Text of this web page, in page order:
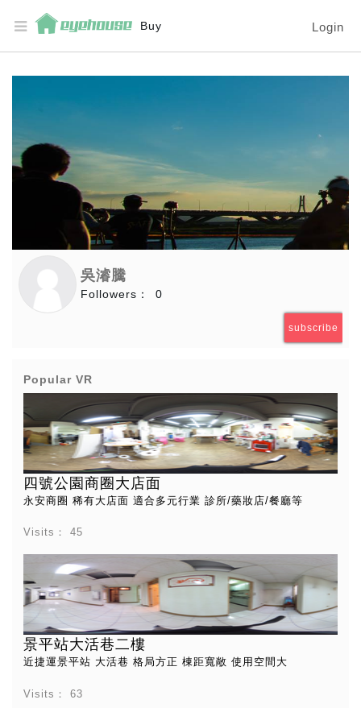
Login
Buy
吳濬騰
Followers： 0
subscribe
Popular VR
四號公園商圈大店面
永安商圈 稀有大店面 適合多元行業 診所/藥妝店/餐廳等
Visits：45
景平站大活巷二樓
近捷運景平站 大活巷 格局方正 棟距寬敞 使用空間大
Visits：63